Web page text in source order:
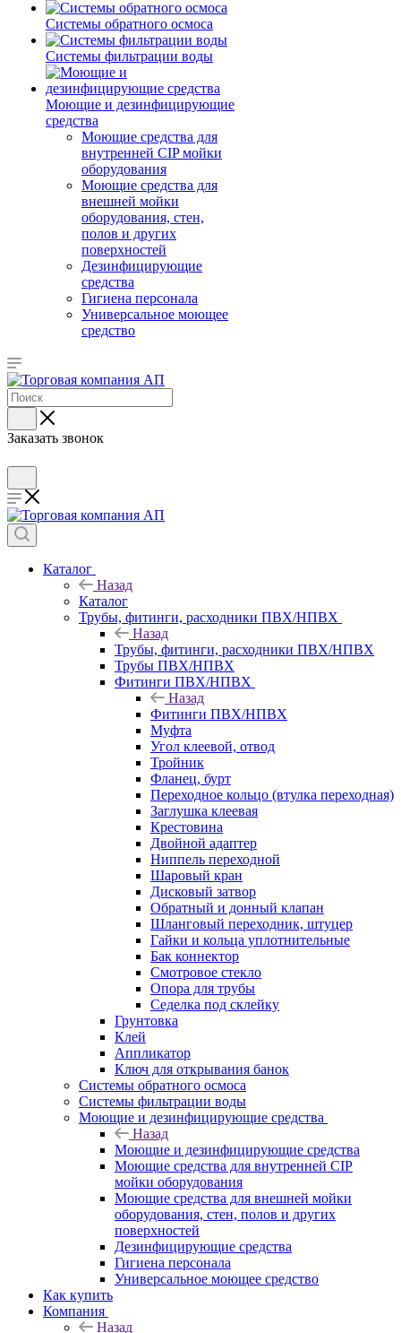
Системы обратного осмоса
Системы фильтрации воды
Моющие и дезинфицирующие
средства
Моющие средства для
внутренней CIP мойки
оборудования
Моющие средства для
внешней мойки
оборудования, стен,
полов и других
поверхностей
Дезинфицирующие
средства
Гигиена персонала
Универсальное моющее
средство
Заказать звонок
Каталог
Назад
Каталог
Трубы, фитинги, расходники ПВХ/НПВХ
Назад
Трубы, фитинги, расходники ПВХ/НПВХ
Трубы ПВХ/НПВХ
Фитинги ПВХ/НПВХ
Назад
Фитинги ПВХ/НПВХ
Муфта
Угол клеевой, отвод
Тройник
Фланец, бурт
Переходное кольцо (втулка переходная)
Заглушка клеевая
Крестовина
Двойной адаптер
Ниппель переходной
Шаровый кран
Дисковый затвор
Обратный и донный клапан
Шланговый переходник, штуцер
Гайки и кольца уплотнительные
Бак коннектор
Смотровое стекло
Опора для трубы
Седелка под склейку
Грунтовка
Клей
Аппликатор
Ключ для открывания банок
Системы обратного осмоса
Системы фильтрации воды
Моющие и дезинфицирующие средства
Назад
Моющие и дезинфицирующие средства
Моющие средства для внутренней CIP
мойки оборудования
Моющие средства для внешней мойки
оборудования, стен, полов и других
поверхностей
Дезинфицирующие средства
Гигиена персонала
Универсальное моющее средство
Как купить
Компания
Назад